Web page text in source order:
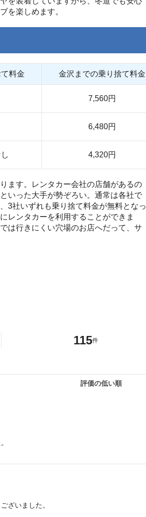
を楽しめます。
料金 金沢までの乗り捨て料金
7,560円
6,480円
4,320円
ます。レンタカー会社の店舗があるの
いった大手が勢ぞろい。通常は各社で
3社いずれも乗り捨て料金が無料となっ
レンタカーを利用することができま
は行きにくい穴場のお店へだって、サ
115件
評価の低い順
ざいました。